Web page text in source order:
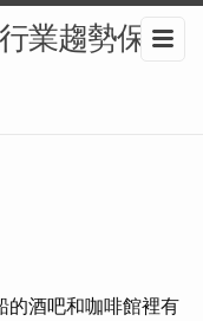
業趨勢保持
酒吧和咖啡館裡有